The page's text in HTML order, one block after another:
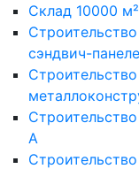
Склад 10000 м²
сэндвич-
А
Строительство